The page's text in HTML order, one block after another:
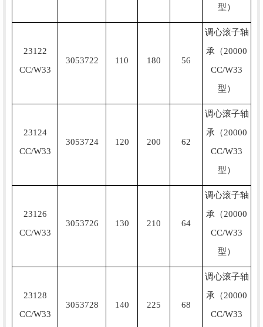
型）
23122
CC/W33
3053722 110 180 56
调心滚子轴
承（20000
CC/W33
型）
23124
CC/W33
3053724 120 200 62
调心滚子轴
承（20000
CC/W33
型）
23126
CC/W33
3053726 130 210 64
调心滚子轴
承（20000
CC/W33
型）
23128
CC/W33
3053728 140 225 68
调心滚子轴
承（20000
CC/W33